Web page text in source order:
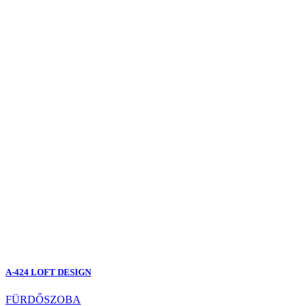
A-424 LOFT DESIGN
FÜRDŐSZOBA